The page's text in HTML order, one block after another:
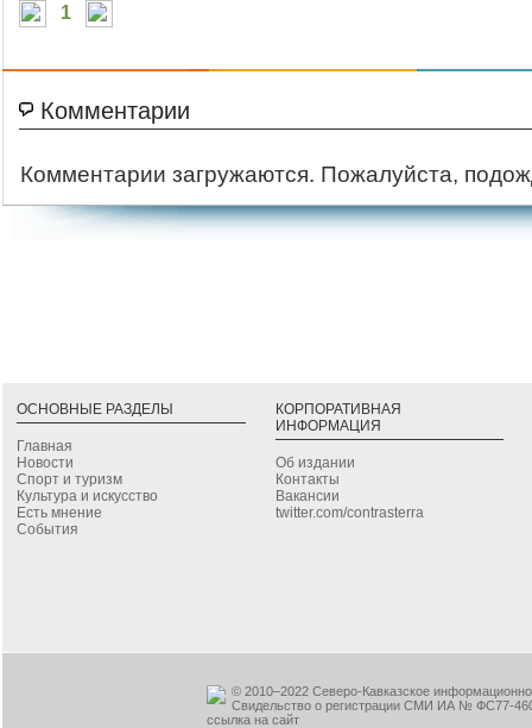
1
Комментарии
Комментарии загружаются. Пожалуйста,
ОСНОВНЫЕ РАЗДЕЛЫ
Главная
Новости
Спорт и туризм
Культура и искусство
Есть мнение
События
КОРПОРАТИВНАЯ
ИНФОРМАЦИЯ
Об издании
Контакты
Вакансии
twitter.com/contrasterra
© 2010–2022 Северо-Кавказское
Свидельство о регистрации СМИ ИА № ФС77-
ссылка на сайт